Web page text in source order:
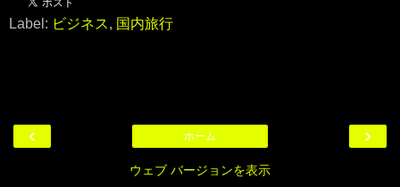
Label: ビジネス, 国内旅行
‹ ›
ホーム
ウェブ バージョンを表示